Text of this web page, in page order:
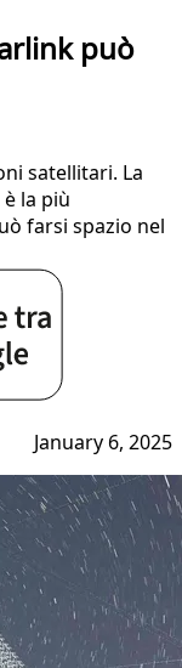
può
satellitari. La
la più
farsi spazio nel
January 6, 2025